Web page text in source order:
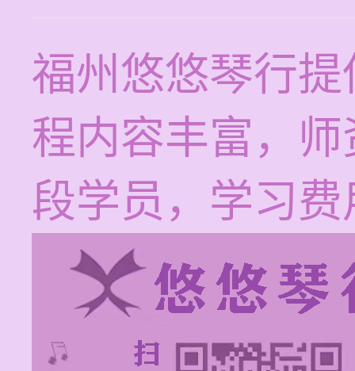
福州悠悠琴行
程内容丰富，
段学员，学习